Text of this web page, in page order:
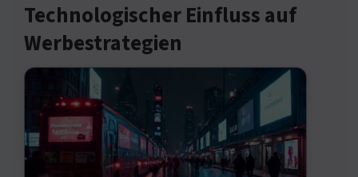
Technologischer Einfluss auf
Werbestrategien